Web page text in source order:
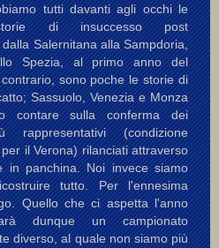
tutti davanti agli occhi le
di insuccesso post
Salernitana alla Sampdoria,
Spezia, al primo anno del
sono poche le storie di
Sassuolo, Venezia e Monza
contare sulla conferma dei
rappresentativi (condizione
il Verona) rilanciati attraverso
in panchina. Noi invece siamo
tutto. Per l'ennesima
Quello che ci aspetta l'anno
dunque un campionato
diverso, al quale non siamo più